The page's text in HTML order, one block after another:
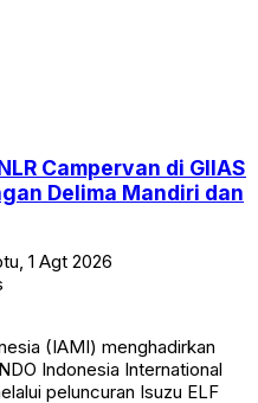
Campervan di GIIAS
Delima Mandiri dan
1 Agt 2026
(IAMI) menghadirkan
Indonesia International
peluncuran Isuzu ELF